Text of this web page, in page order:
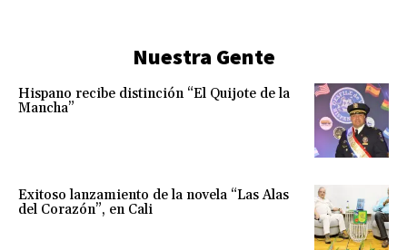
Nuestra Gente
Hispano recibe distinción “El Quijote de la
Mancha”
Exitoso lanzamiento de la novela “Las Alas
del Corazón”, en Cali